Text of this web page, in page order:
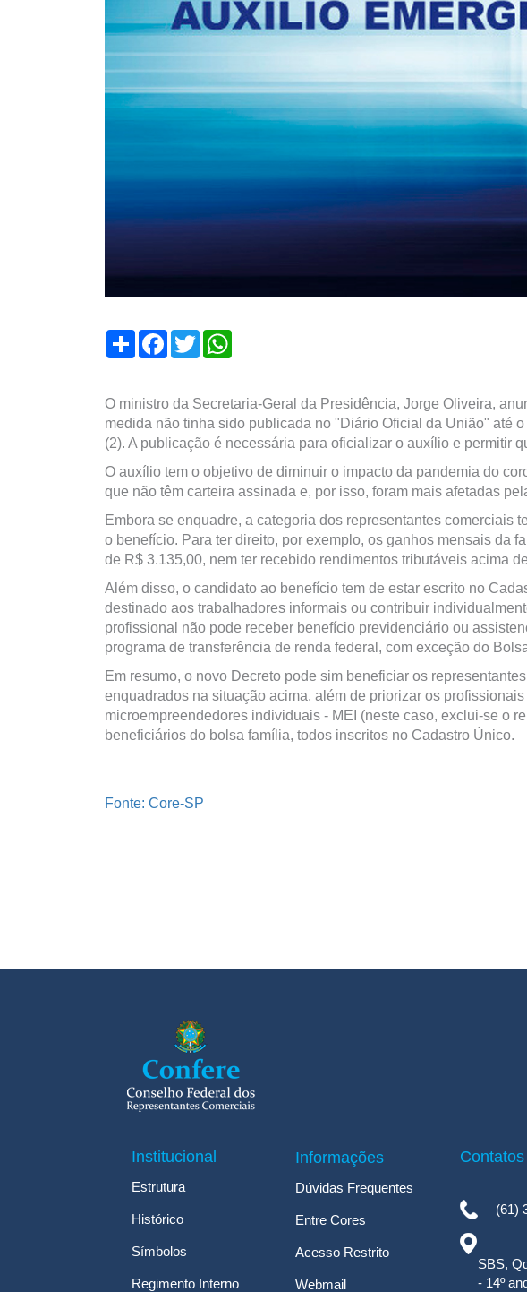
Compartilhar
Facebook
Twitter
O ministro da Secretaria-Geral da Presidência, Jorge Oliveira,
medida não tinha sido publicada no "Diário Oficial da União" até
(2). A publicação é necessária para oficializar o auxílio e permitir
O auxílio tem o objetivo de diminuir o impacto da pandemia do
que não têm carteira assinada e, por isso, foram mais afetadas
Embora se enquadre, a categoria dos representantes comerciais
o benefício. Para ter direito, por exemplo, os ganhos mensais da
de R$ 3.135,00, nem ter recebido rendimentos tributáveis acima
Além disso, o candidato ao benefício tem de estar escrito no
destinado aos trabalhadores informais ou contribuir
profissional não pode receber benefício previdenciário ou
programa de transferência de renda federal, com exceção do
Em resumo, o novo Decreto pode sim beneficiar os
enquadrados na situação acima, além de priorizar os
microempreendedores individuais - MEI (neste caso, exclui-se o
beneficiários do bolsa família, todos inscritos no Cadastro Único.
Fonte: Core-SP
Institucional
Estrutura
Histórico
Símbolos
Regimento Interno
Informações
Dúvidas Frequentes
Entre Cores
Acesso Restrito
Webmail
Contatos
(61)
SBS,
- 14º